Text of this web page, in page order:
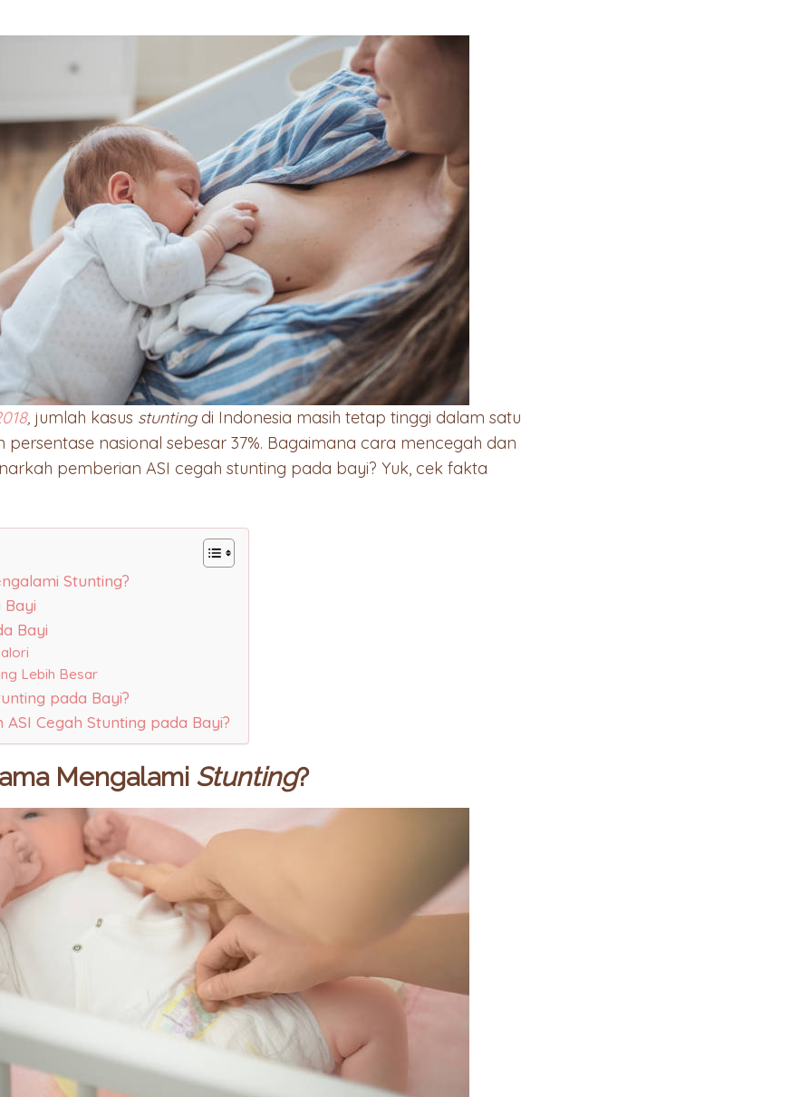
,jumlah kasus stunting di Indonesia masih tetap tinggi dalam satu
nasional sebesar 37%. Bagaimana cara mencegah dan
pemberian ASI cegah stunting pada bayi? Yuk, cek fakta
Stunting?
Bayi
Lebih Besar
pada Bayi?
Cegah Stunting pada Bayi?
Mengalami Stunting?